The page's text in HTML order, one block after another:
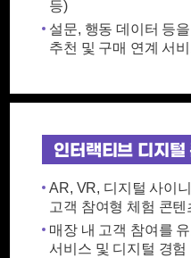
등)
설문, 행동 데이터 등
추천 및 구매 연계 서
인터랙티브 디지털
AR, VR, 디지털 사이
고객 참여형 체험 콘텐
매장 내 고객 참여를
서비스 및 디지털 경험